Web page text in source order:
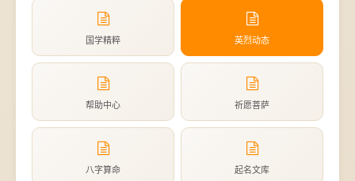
国学精粹 英烈动态
帮助中心 祈愿菩萨
八字算命 起名文库